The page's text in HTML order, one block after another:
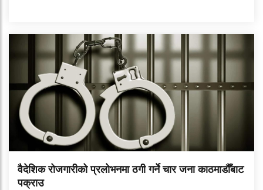
वैदेशिक रोजगारीको प्रलोभनमा ठगी गर्ने चार जना काठमाडौँबाट
पक्राउ